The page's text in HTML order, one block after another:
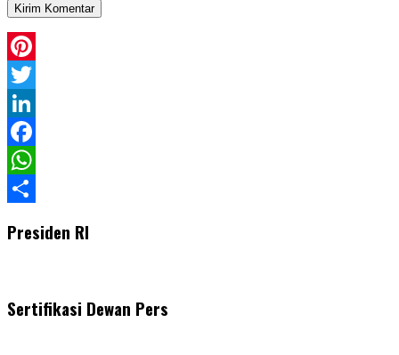
Pinterest
Twitter
LinkedIn
Facebook
WhatsApp
Presiden RI
Sertifikasi Dewan Pers